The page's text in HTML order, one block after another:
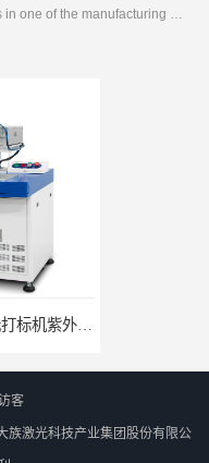
Development, design, production and sales in one of the manufacturing enterprises
客
族激光科技产业集团股份有限公